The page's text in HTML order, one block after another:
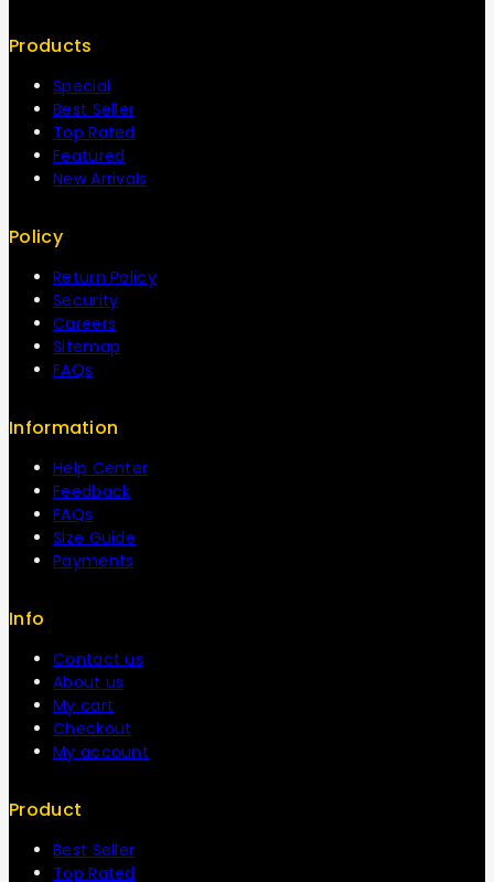
Products
Special
Best Seller
Top Rated
Featured
New Arrivals
Policy
Return Policy
Security
Careers
Sitemap
FAQs
Information
Help Center
Feedback
FAQs
Size Guide
Payments
Info
Contact us
About us
My cart
Checkout
My account
Product
Best Seller
Top Rated